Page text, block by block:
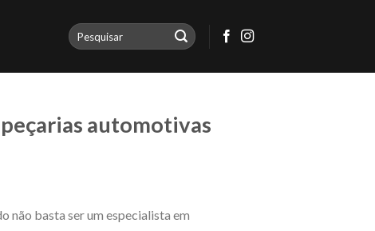
automotivas
não basta ser um especialista em